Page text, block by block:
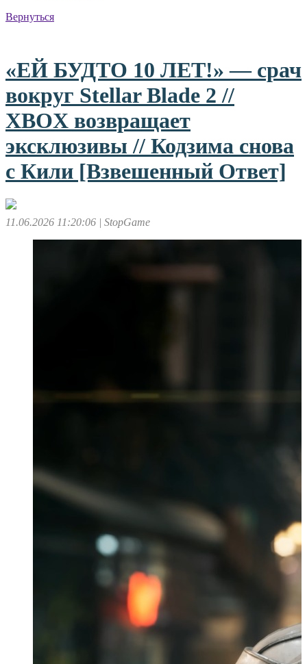
Вернуться
«ЕЙ БУДТО 10 ЛЕТ!» — срач
вокруг Stellar Blade 2 //
XBOX возвращает
эксклюзивы // Кодзима снова
с Кили [Взвешенный Ответ]
11.06.2026 11:20:06 | StopGame